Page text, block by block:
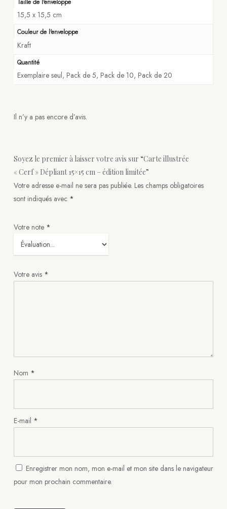
15,5 x 15,5 cm
Couleur de l'enveloppe
Kraft
Quantité
Exemplaire seul, Pack de 5, Pack de 10, Pack de 20
Il n’y a pas encore d’avis.
Soyez le premier à laisser votre avis sur “Carte illustrée
« Cerf » Dépliant 15×15 cm – édition limitée”
Votre adresse e-mail ne sera pas publiée. Les champs obligatoires
sont indiqués avec *
Votre note *
Votre avis *
Nom *
E-mail *
Enregistrer mon nom, mon e-mail et mon site dans le navigateur
pour mon prochain commentaire.